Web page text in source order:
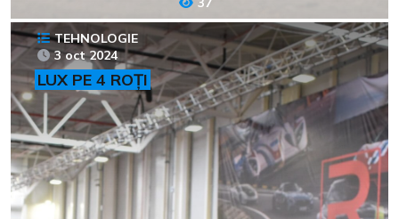
TEHNOLOGIE
3 oct 2024
LUX PE 4 ROȚI